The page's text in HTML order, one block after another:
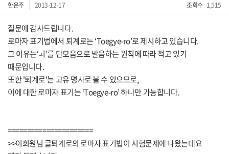
한은주 2013-12-17 조회수 1,515
질문에 감사드립니다.
로마자 표기법에서 퇴계로는 ‘Toegye-ro’로 제시하고 있습니다.
그 이유는‘ㅚ’를 단모음으로 발음하는 원칙에 따라 적고 있기
때문입니다.
또한 '퇴계로'는 고유 명사로 볼 수 있으므로,
이에 대한 로마자 표기는 ‘Toegye-ro’ 하나만 가능합니다.
======================
>>이희원님 글퇴계로의 로마자 표기법이 시험문제에 나왔는데요